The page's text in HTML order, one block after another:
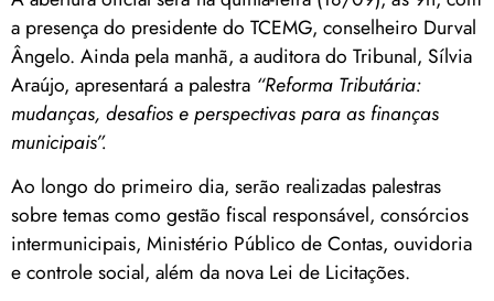
a presença do presidente do TCEMG, conselheiro Durval
Ângelo. Ainda pela manhã, a auditora do Tribunal, Sílvia
Araújo, apresentará a palestra “Reforma Tributária:
mudanças, desafios e perspectivas para as finanças
municipais”.
Ao longo do primeiro dia, serão realizadas palestras
sobre temas como gestão fiscal responsável, consórcios
intermunicipais, Ministério Público de Contas, ouvidoria
e controle social, além da nova Lei de Licitações.